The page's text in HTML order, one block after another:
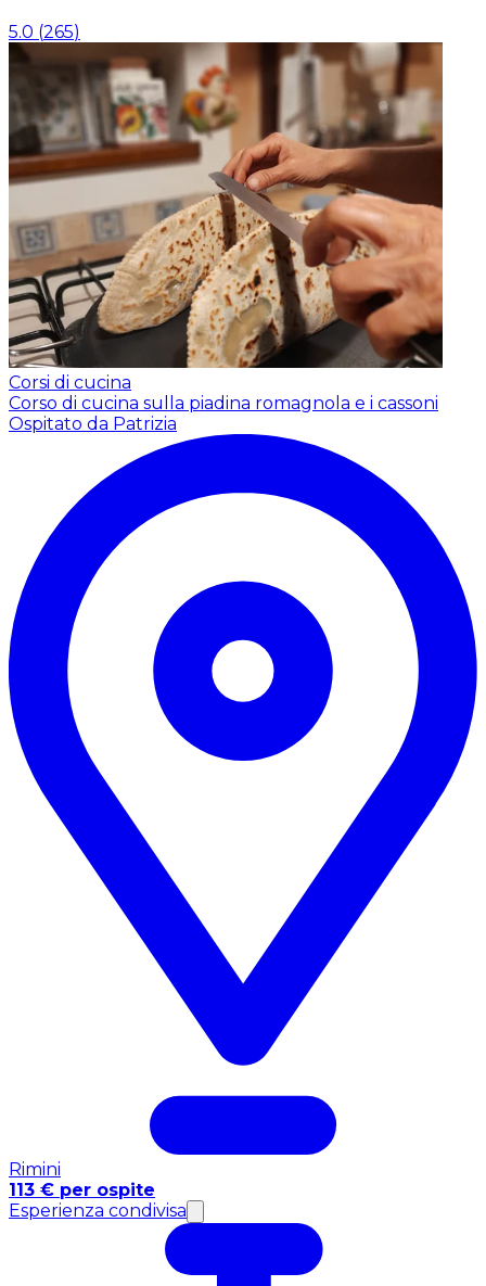
5.0 (265)
Corsi di cucina
Corso di cucina sulla piadina romagnola e i cassoni
Ospitato da Patrizia
Rimini
113 € per ospite
Esperienza condivisa